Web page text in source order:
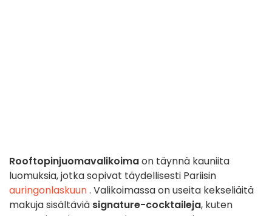
Rooftopinjuomavalikoimaon täynnä kauniita
luomuksia, jotka sopivat täydellisesti Pariisin
auringonlaskuun. Valikoimassa on useita kekseliäitä
makuja sisältäviä signature-cocktaileja, kuten